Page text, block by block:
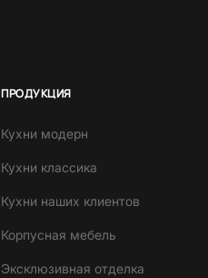
ПРОДУКЦИЯ
Кухни модерн
Кухни классика
Кухни наших клиентов
Корпусная мебель
Эксклюзивная отделка